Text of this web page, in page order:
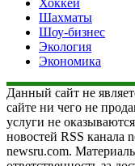
Шахматы
Шоу-бизнес
Экология
Экономика
Данный сайт не
сайте ни чего не
услуги не
новостей RSS канала
newsru.com.